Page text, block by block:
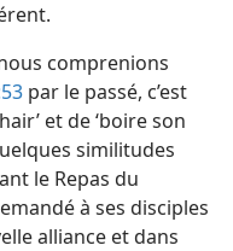
comprenions
par le passé, c’est
et de ‘boire son
similitudes
le Repas du
à ses disciples
alliance et dans